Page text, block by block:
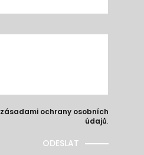
zásadami ochrany osobních
údajů.
ODESLAT